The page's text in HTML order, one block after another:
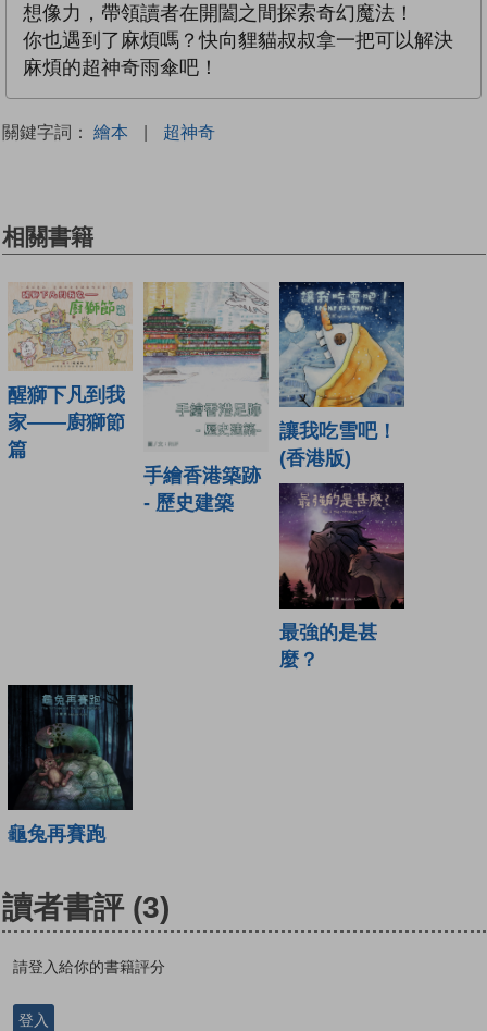
想像力，帶領讀者在開闔之間探索奇幻魔法！
你也遇到了麻煩嗎？快向貍貓叔叔拿一把可以解決
麻煩的超神奇雨傘吧！
關鍵字詞： 繪本 | 超神奇
相關書籍
醒獅下凡到我
家——廚獅節
篇
手繪香港築跡
- 歷史建築
讓我吃雪吧！
(香港版)
最強的是甚
麼？
龜兔再賽跑
讀者書評 (3)
請登入給你的書籍評分
登入